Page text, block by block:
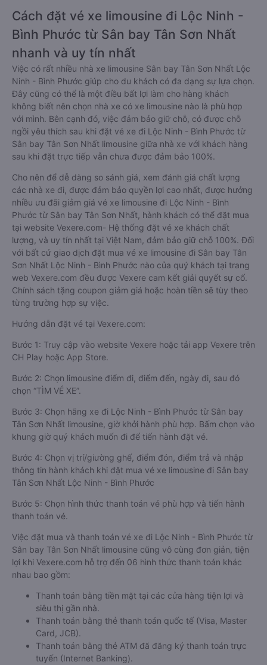
Cách đặt vé xe limousine đi Lộc Ninh -
Bình Phước từ Sân bay Tân Sơn Nhất
nhanh và uy tín nhất
Việc có rất nhiều nhà xe limousine Sân bay Tân Sơn Nhất Lộc
Ninh - Bình Phước giúp cho du khách có đa dạng sự lựa chọn.
Đây cũng có thể là một điều bất lợi làm cho hàng khách
không biết nên chọn nhà xe có xe limousine nào là phù hợp
với mình. Bên cạnh đó, việc đảm bảo giữ chỗ, có được chỗ
ngồi yêu thích sau khi đặt vé xe đi Lộc Ninh - Bình Phước từ
Sân bay Tân Sơn Nhất limousine giữa nhà xe với khách hàng
sau khi đặt trực tiếp vẫn chưa được đảm bảo 100%.
Cho nên để dễ dàng so sánh giá, xem đánh giá chất lượng
các nhà xe đi, được đảm bảo quyền lợi cao nhất, được hưởng
nhiều ưu đãi giảm giá vé xe limousine đi Lộc Ninh - Bình
Phước từ Sân bay Tân Sơn Nhất, hành khách có thể đặt mua
tại website Vexere.com- Hệ thống đặt vé xe khách chất
lượng, và uy tín nhất tại Việt Nam, đảm bảo giữ chỗ 100%. Đối
với bất cứ giao dịch đặt mua vé xe limousine đi Sân bay Tân
Sơn Nhất Lộc Ninh - Bình Phước nào của quý khách tại trang
web Vexere.com đều được Vexere cam kết giải quyết sự cố.
Chính sách tặng coupon giảm giá hoặc hoàn tiền sẽ tùy theo
từng trường hợp sự việc.
Hướng dẫn đặt vé tại Vexere.com:
Bước 1: Truy cập vào website Vexere hoặc tải app Vexere trên
CH Play hoặc App Store.
Bước 2: Chọn limousine điểm đi, điểm đến, ngày đi, sau đó
chọn “TÌM VÉ XE”.
Bước 3: Chọn hãng xe đi Lộc Ninh - Bình Phước từ Sân bay
Tân Sơn Nhất limousine, giờ khởi hành phù hợp. Bấm chọn vào
khung giờ quý khách muốn đi để tiến hành đặt vé.
Bước 4: Chọn vị trí/giường ghế, điểm đón, điểm trả và nhập
thông tin hành khách khi đặt mua vé xe limousine đi Sân bay
Tân Sơn Nhất Lộc Ninh - Bình Phước
Bước 5: Chọn hình thức thanh toán vé phù hợp và tiến hành
thanh toán vé.
Việc đặt mua và thanh toán vé xe đi Lộc Ninh - Bình Phước từ
Sân bay Tân Sơn Nhất limousine cũng vô cùng đơn giản, tiện
lợi khi Vexere.com hỗ trợ đến 06 hình thức thanh toán khác
nhau bao gồm:
Thanh toán bằng tiền mặt tại các cửa hàng tiện lợi và
siêu thị gần nhà.
Thanh toán bằng thẻ thanh toán quốc tế (Visa, Master
Card, JCB).
Thanh toán bằng thẻ ATM đã đăng ký thanh toán trực
tuyến (Internet Banking).